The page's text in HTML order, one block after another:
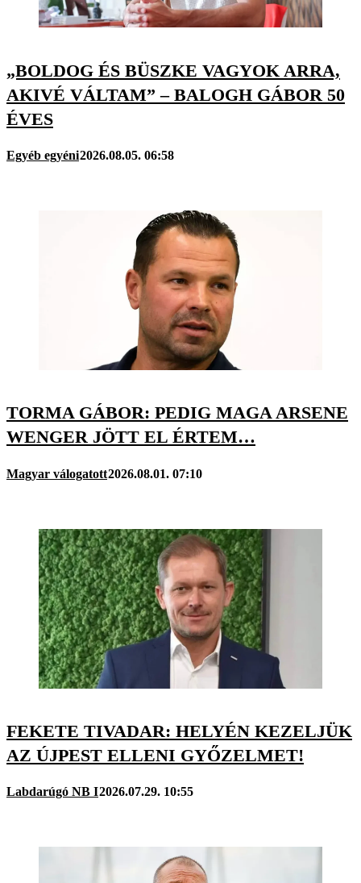
„BOLDOG ÉS BÜSZKE VAGYOK ARRA,
AKIVÉ VÁLTAM” – BALOGH GÁBOR 50
ÉVES
Egyéb egyéni2026.08.05. 06:58
TORMA GÁBOR: PEDIG MAGA ARSENE
WENGER JÖTT EL ÉRTEM…
Magyar válogatott2026.08.01. 07:10
FEKETE TIVADAR: HELYÉN KEZELJÜK
AZ ÚJPEST ELLENI GYŐZELMET!
Labdarúgó NB I2026.07.29. 10:55